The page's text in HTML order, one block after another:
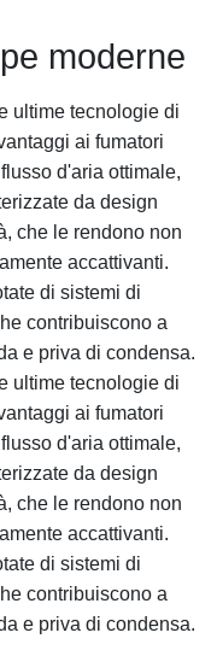
moderne
ultime tecnologie di
ai fumatori
d'aria ottimale,
da design
che le rendono non
accattivanti.
di sistemi di
contribuiscono a
e priva di condensa.
ultime tecnologie di
ai fumatori
d'aria ottimale,
da design
che le rendono non
accattivanti.
di sistemi di
contribuiscono a
e priva di condensa.